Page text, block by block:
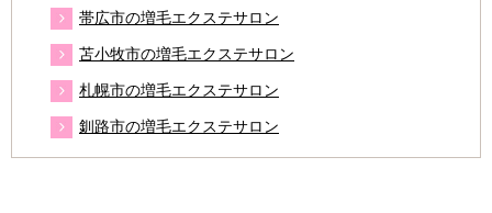
帯広市の増毛エクステサロン
苫小牧市の増毛エクステサロン
札幌市の増毛エクステサロン
釧路市の増毛エクステサロン